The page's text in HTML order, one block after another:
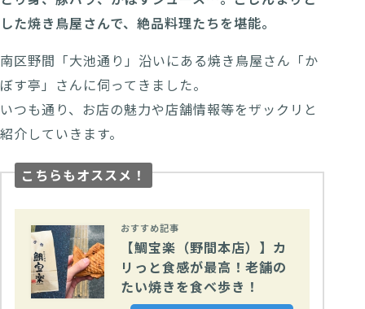
した焼き鳥屋さんで、絶品料理たちを堪能。
南区野間「大池通り」沿いにある焼き鳥屋さん「か
ぼす亭」さんに伺ってきました。
いつも通り、お店の魅力や店舗情報等をザックリと
紹介していきます。
こちらもオススメ！
おすすめ記事
【鯛宝楽（野間本店）】カ
リっと食感が最高！老舗の
たい焼きを食べ歩き！